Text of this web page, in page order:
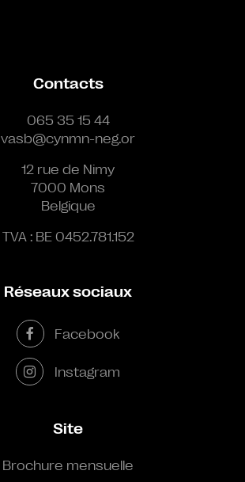
Contacts
065 35 15 44
vasb@cynmn-neg.or
12 rue de Nimy
7000 Mons
Belgique
TVA : BE 0452.781.152
Réseaux sociaux
Facebook
Instagram
Site
Brochure mensuelle